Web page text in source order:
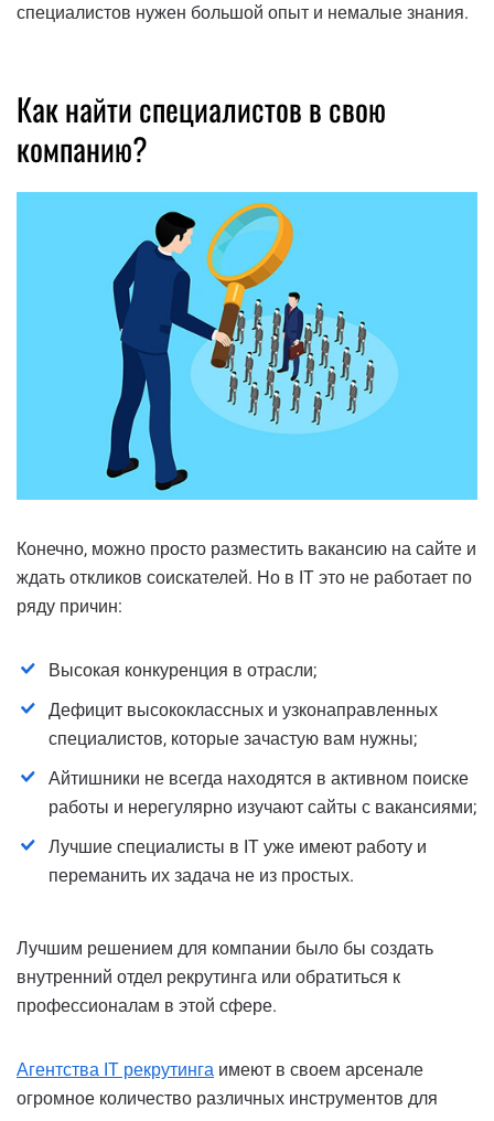
специалистов нужен большой опыт и немалые знания.
Как найти специалистов в свою
компанию?
Конечно, можно просто разместить вакансию на сайте и
ждать откликов соискателей. Но в IT это не работает по
ряду причин:
Высокая конкуренция в отрасли;
Дефицит высококлассных и узконаправленных
специалистов, которые зачастую вам нужны;
Айтишники не всегда находятся в активном поиске
работы и нерегулярно изучают сайты с вакансиями;
Лучшие специалисты в IT уже имеют работу и
переманить их задача не из простых.
Лучшим решением для компании было бы создать
внутренний отдел рекрутинга или обратиться к
профессионалам в этой сфере.
Агентства IT рекрутинга имеют в своем арсенале
огромное количество различных инструментов для